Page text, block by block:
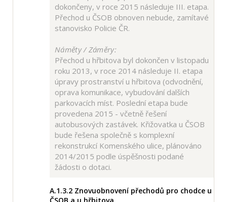
dokončeny, v roce 2015 následuje III. etapa.
Přechod u ČSOB obnoven nebude, zamítavé
stanovisko Policie ČR.
Náměty / Záměry:
Přechod u hřbitova byl dokončen v listopadu
roku 2013, v roce 2014 následuje II. etapa
úpravy prostranství u hřbitova (odvodnění,
oprava komunikace, vybudování dalších
parkovacích míst. Poslední etapa bude
provedena 2015 - včetně řešení
autobusových zastávek. Křižovatka u ČSOB
bude řešena společně s komplexní
rekonstrukcí Komenského ulice, plánováno
2014/2015 podle úspěšnosti podané
žádosti o dotaci.
A.1.3.2 Znovuobnovení přechodů pro chodce u
ČSOB a u hřbitova